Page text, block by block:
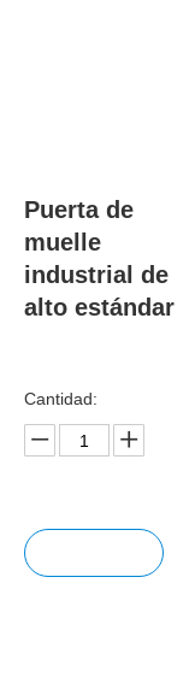
Puerta de
muelle
industrial de
alto estándar
Cantidad: